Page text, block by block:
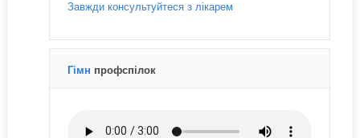
Завжди консультуйтеся з лікарем
Гімн профспілок